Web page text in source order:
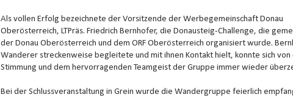
Als vollen Erfolg bezeichnete der Vorsitzende der Werbegemeinschaft Donau
Oberösterreich, LTPräs. Friedrich Bernhofer, die Donausteig-Challenge, die
der Donau Oberösterreich und dem ORF Oberösterreich organisiert wurde.
Wanderer streckenweise begleitete und mit ihnen Kontakt hielt, konnte sich von
Stimmung und dem hervorragenden Teamgeist der Gruppe immer wieder
Bei der Schlussveranstaltung in Grein wurde die Wandergruppe feierlich